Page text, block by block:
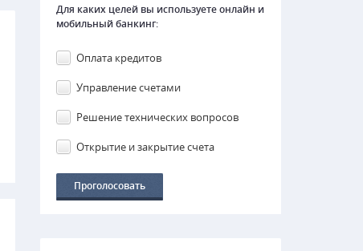
Для каких целей вы используете онлайн и
мобильный банкинг:
Оплата кредитов
Управление счетами
Решение технических вопросов
Открытие и закрытие счета